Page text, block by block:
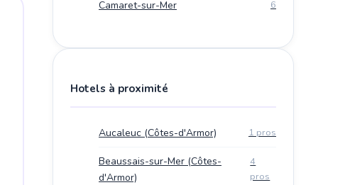
Camaret-sur-Mer 6
Hotels à proximité
Aucaleuc (Côtes-d'Armor) 1 pros
Beaussais-sur-Mer (Côtes-
d'Armor)
4
pros